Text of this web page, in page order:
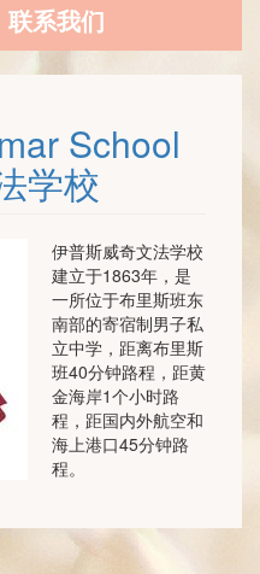
联系我们
School
学校
伊普斯威奇文法学校
建立于1863年，是
一所位于布里斯班东
南部的寄宿制男子私
立中学，距离布里斯
班40分钟路程，距黄
金海岸1个小时路
程，距国内外航空和
海上港口45分钟路
程。